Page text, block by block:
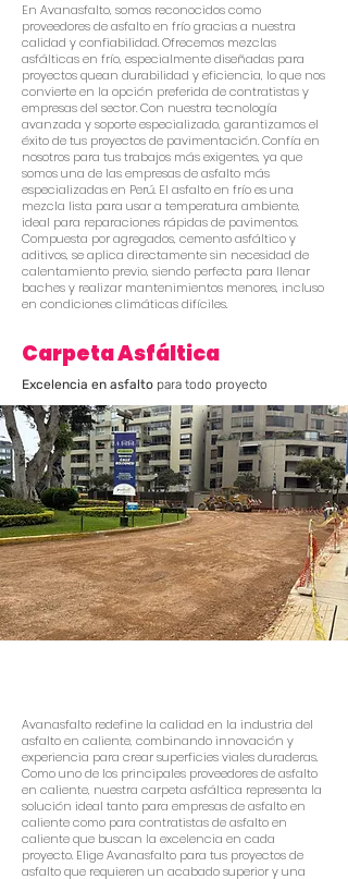
En Avanasfalto, somos reconocidos como
proveedores de asfalto en frío gracias a nuestra
calidad y confiabilidad. Ofrecemos mezclas
asfálticas en frío, especialmente diseñadas para
proyectos quean durabilidad y eficiencia, lo que nos
convierte en la opción preferida de contratistas y
empresas del sector. Con nuestra tecnología
avanzada y soporte especializado, garantizamos el
éxito de tus proyectos de pavimentación. Confía en
nosotros para tus trabajos más exigentes, ya que
somos una de las empresas de asfalto más
especializadas en Perú. El asfalto en frío es una
mezcla lista para usar a temperatura ambiente,
ideal para reparaciones rápidas de pavimentos.
Compuesta por agregados, cemento asfáltico y
aditivos, se aplica directamente sin necesidad de
calentamiento previo, siendo perfecta para llenar
baches y realizar mantenimientos menores, incluso
en condiciones climáticas difíciles.
Carpeta Asfáltica
Excelencia en asfalto para todo proyecto
Avanasfalto redefine la calidad en la industria del
asfalto en caliente, combinando innovación y
experiencia para crear superficies viales duraderas.
Como uno de los principales proveedores de asfalto
en caliente, nuestra carpeta asfáltica representa la
solución ideal tanto para empresas de asfalto en
caliente como para contratistas de asfalto en
caliente que buscan la excelencia en cada
proyecto. Elige Avanasfalto para tus proyectos de
asfalto que requieren un acabado superior y una